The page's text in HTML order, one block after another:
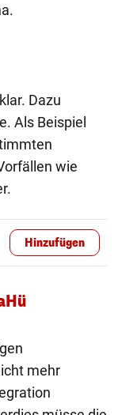
Dazu
Als Beispiel
wie
Hinzufügen
mehr